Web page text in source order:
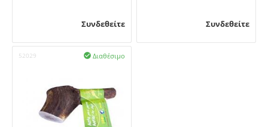
Συνδεθείτε Συνδεθείτε
52029 Διαθέσιμο
